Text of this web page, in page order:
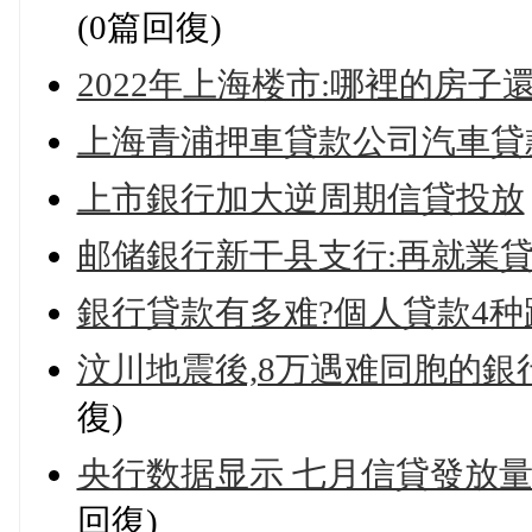
(0篇回復)
2022年上海楼市:哪裡的房子
上海青浦押車貸款公司汽車
上市銀行加大逆周期信貸投放
邮储銀行新干县支行:再就業
銀行貸款有多难?個人貸款4
汶川地震後,8万遇难同胞的
復)
央行数据显示 七月信貸發放
回復)